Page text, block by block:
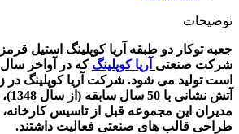
توضیحات
جعبه توکار دو طبقه آریا کوپلینگ استیل
شرکت صنعتی آریا کوپلینگ
است تولید می شود. شرکت آریا کوپلینگ در
آتش
مدیران این مجموعه قبل از تاسیس کارخانه،
طراحی قالب های صنعتی فعالیت داشتند.